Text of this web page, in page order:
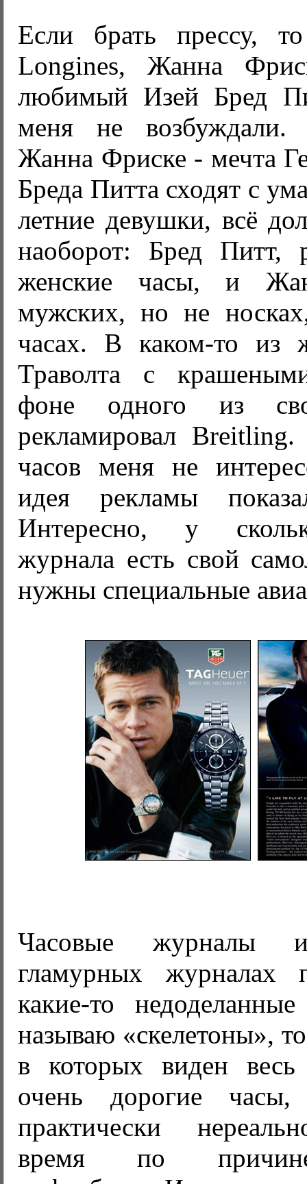
Если брать прессу,
Longines, Жанна
любимый Изей Бред
меня не возбуждали.
Жанна Фриске - мечта
Бреда Питта сходят с
летние девушки, всё
наоборот: Бред Питт,
женские часы, и
мужских, но не
часах. В каком-то из
Траволта с
фоне одного из
рекламировал
часов меня не
идея рекламы
Интересно, у
журнала есть свой
нужны специальные
Часовые журналы
гламурных журналах
какие-то
называю «скелетоны»,
в которых виден
очень дорогие
практически
время по причине